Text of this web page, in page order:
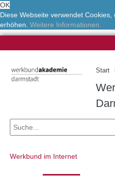
OK
Diese Webseite verwendet
erhöhen. Weitere Informationen.
Start
Werkbund im Internet